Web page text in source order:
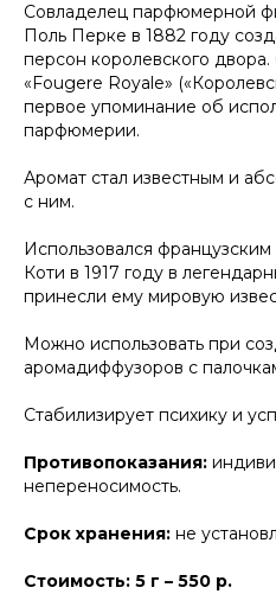
Совладелец парфюмерной
Поль Перке в 1882 году
персон королевского
«Fougere Royale»
первое упоминание об
парфюмерии.
Аромат стал известным и
с ним.
Использовался
Коти в 1917 году в
принесли ему мировую
Можно использовать при
аромадиффузоров с
Стабилизирует психику и
Противопоказания:
непереносимость.
Срок хранения: не
Стоимость: 5 г – 550 р.